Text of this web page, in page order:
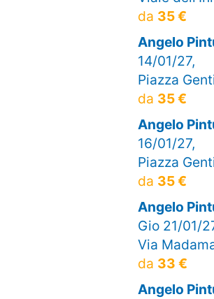
da 35 €
Angelo
14/01/27,
Piazza
da 35 €
Angelo
16/01/27,
Piazza
da 35 €
Angelo
Gio 21/01/
Via
da 33 €
Angelo